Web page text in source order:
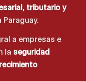
tributario y
Paraguay.
a empresas e
la seguridad